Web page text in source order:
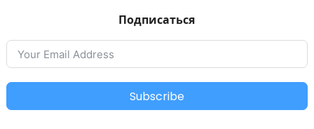
Подписаться
Subscribe